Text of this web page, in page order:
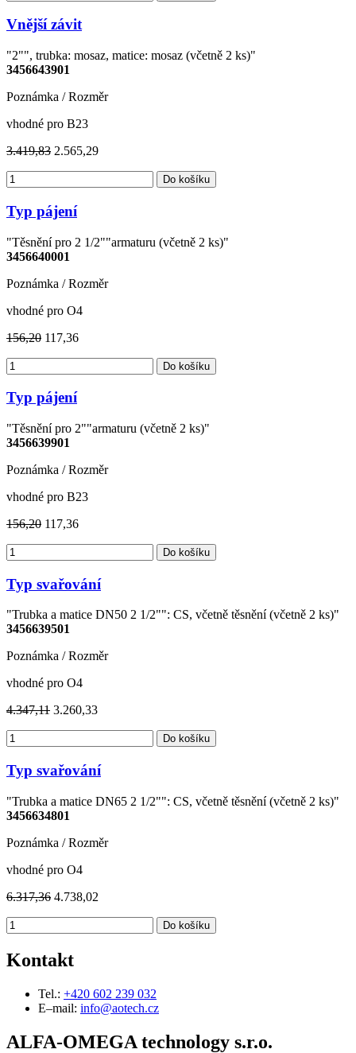
Vnější závit
"2"", trubka: mosaz, matice: mosaz (včetně 2 ks)"
3456643901
Poznámka / Rozměr
vhodné pro B23
3.419,83 2.565,29
Do košíku
Typ pájení
"Těsnění pro 2 1/2""armaturu (včetně 2 ks)"
3456640001
Poznámka / Rozměr
vhodné pro O4
156,20 117,36
Do košíku
Typ pájení
"Těsnění pro 2""armaturu (včetně 2 ks)"
3456639901
Poznámka / Rozměr
vhodné pro B23
156,20 117,36
Do košíku
Typ svařování
"Trubka a matice DN50 2 1/2"": CS, včetně těsnění (včetně 2 ks)"
3456639501
Poznámka / Rozměr
vhodné pro O4
4.347,11 3.260,33
Do košíku
Typ svařování
"Trubka a matice DN65 2 1/2"": CS, včetně těsnění (včetně 2 ks)"
3456634801
Poznámka / Rozměr
vhodné pro O4
6.317,36 4.738,02
Do košíku
Kontakt
Tel.: +420 602 239 032
E–mail: info@aotech.cz
ALFA-OMEGA technology s.r.o.